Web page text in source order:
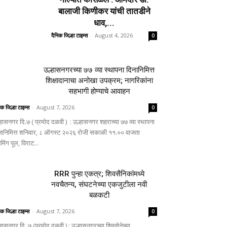
बालाजी किणीकर यांची तातडीने
धाव,...
दैनिक जिल्हा टाइम्स - August 4, 2026 0
उल्हासनगरच्या ७७ व्या स्थापना दिनानिमित्त
शिक्षादानाचा अनोखा उपक्रम; नागरिकांना
सहभागी होण्याचे आवाहन
जिल्हा टाइम्स - August 7, 2026 0
दि.७ ( प्रमोद दळवी ) : उल्हासनगर शहराच्या ७७ व्या स्थापना
शनिवार, ८ ऑगस्ट २०२६ रोजी सकाळी ११.०० वाजता
पूल, विराट...
RRR पुन्हा एकत्र; शिवसैनिकांमध्ये
नवचैतन्य, संघटनेच्या एकजुटीला नवी
बळकटी
जिल्हा टाइम्स - August 7, 2026 0